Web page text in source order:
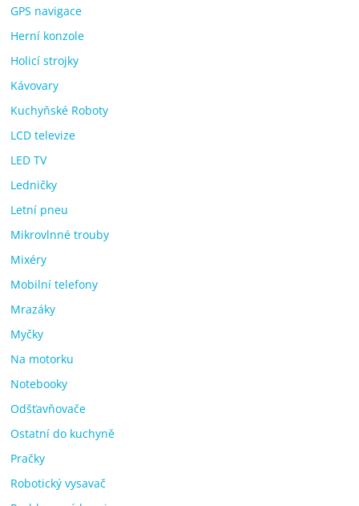
GPS navigace
Herní konzole
Holicí strojky
Kávovary
Kuchyňské Roboty
LCD televize
LED TV
Ledničky
Letní pneu
Mikrovlnné trouby
Mixéry
Mobilní telefony
Mrazáky
Myčky
Na motorku
Notebooky
Odšťavňovače
Ostatní do kuchyně
Pračky
Robotický vysavač